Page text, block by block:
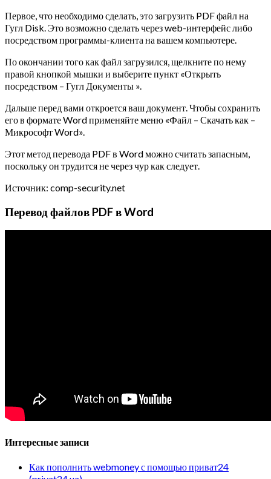
Первое, что необходимо сделать, это загрузить PDF файл на
Гугл Disk. Это возможно сделать через web-интерфейс либо
посредством программы-клиента на вашем компьютере.
По окончании того как файл загрузился, щелкните по нему
правой кнопкой мышки и выберите пункт «Открыть
посредством – Гугл Документы ».
Дальше перед вами откроется ваш документ. Чтобы сохранить
его в формате Word применяйте меню «Файл – Скачать как –
Микрософт Word».
Этот метод перевода PDF в Word можно считать запасным,
поскольку он трудится не через чур как следует.
Источник: comp-security.net
Перевод файлов PDF в Word
Интересные записи
Как пополнить webmoney с помощью приват24